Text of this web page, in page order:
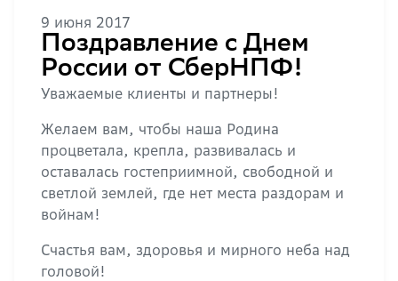
9 июня 2017
Поздравление с Днем
России от СберНПФ!
Уважаемые клиенты и партнеры!
Желаем вам, чтобы наша Родина
процветала, крепла, развивалась и
оставалась гостеприимной, свободной и
светлой землей, где нет места раздорам и
войнам!
Счастья вам, здоровья и мирного неба над
головой!